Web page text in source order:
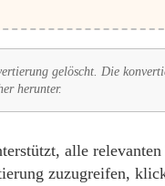
gelöscht. Die
herunter.
alle
zuzugreifen,